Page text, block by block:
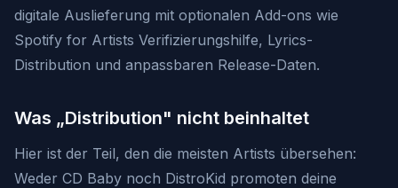
digitale Auslieferung mit optionalen Add-ons wie
Spotify for Artists Verifizierungshilfe, Lyrics-
Distribution und anpassbaren Release-Daten.
Was „Distribution" nicht beinhaltet
Hier ist der Teil, den die meisten Artists übersehen:
Weder CD Baby noch DistroKid promoten deine